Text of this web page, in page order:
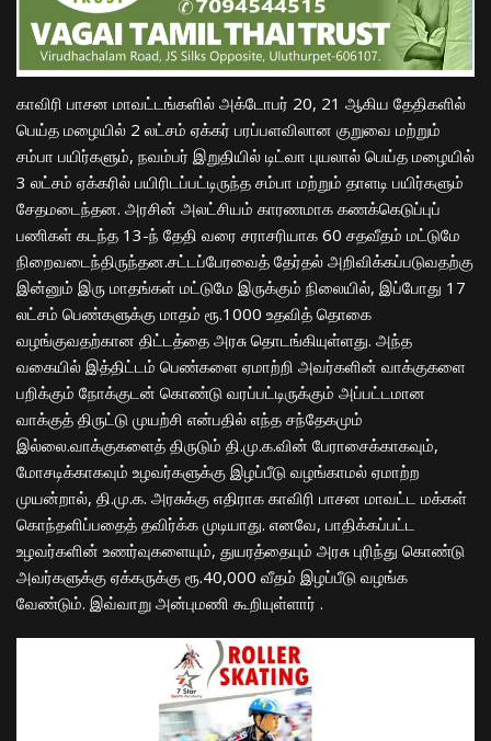
காவிரி பாசன மாவட்டங்களில் அக்டோபர் 20, 21 ஆகிய தேதிகளில்
பெய்த மழையில் 2 லட்சம் ஏக்கர் பரப்பளவிலான குறுவை மற்றும்
சம்பா பயிர்களும், நவம்பர் இறுதியில் டிட்வா புயலால் பெய்த மழையில்
3 லட்சம் ஏக்கரில் பயிரிடப்பட்டிருந்த சம்பா மற்றும் தாளடி பயிர்களும்
சேதமடைந்தன. அரசின் அலட்சியம் காரணமாக கணக்கெடுப்புப்
பணிகள் கடந்த 13-ந் தேதி வரை சராசரியாக 60 சதவீதம் மட்டுமே
நிறைவடைந்திருந்தன.சட்டப்பேரவைத் தேர்தல் அறிவிக்கப்படுவதற்கு
இன்னும் இரு மாதங்கள் மட்டுமே இருக்கும் நிலையில், இப்போது 17
லட்சம் பெண்களுக்கு மாதம் ரூ.1000 உதவித் தொகை
வழங்குவதற்கான திட்டத்தை அரசு தொடங்கியுள்ளது. அந்த
வகையில் இத்திட்டம் பெண்களை ஏமாற்றி அவர்களின் வாக்குகளை
பறிக்கும் நோக்குடன் கொண்டு வரப்பட்டிருக்கும் அப்பட்டமான
வாக்குத் திருட்டு முயற்சி என்பதில் எந்த சந்தேகமும்
இல்லை.வாக்குகளைத் திருடும் தி.மு.க.வின் பேராசைக்காகவும்,
மோசடிக்காகவும் உழவர்களுக்கு இழப்பீடு வழங்காமல் ஏமாற்ற
முயன்றால், தி.மு.க. அரசுக்கு எதிராக காவிரி பாசன மாவட்ட மக்கள்
கொந்தளிப்பதைத் தவிர்க்க முடியாது. எனவே, பாதிக்கப்பட்ட
உழவர்களின் உணர்வுகளையும், துயரத்தையும் அரசு புரிந்து கொண்டு
அவர்களுக்கு ஏக்கருக்கு ரூ.40,000 வீதம் இழப்பீடு வழங்க
வேண்டும். இவ்வாறு அன்புமணி கூறியுள்ளார் .